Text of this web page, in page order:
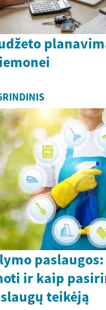
ir kaip
teikėją